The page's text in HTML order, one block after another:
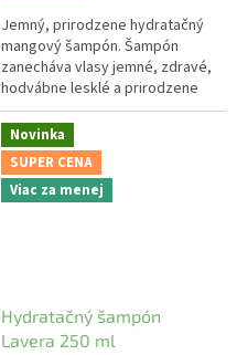
Jemný, prirodzene hydratačný
mangový šampón. Šampón
zanecháva vlasy jemné, zdravé,
hodvábne lesklé a prirodzene
krásne. Pomáha znižovať
frustrujúce krepovatenie.
Novinka
SUPER CENA
Viac za menej
Hydratačný šampón
Lavera 250 ml